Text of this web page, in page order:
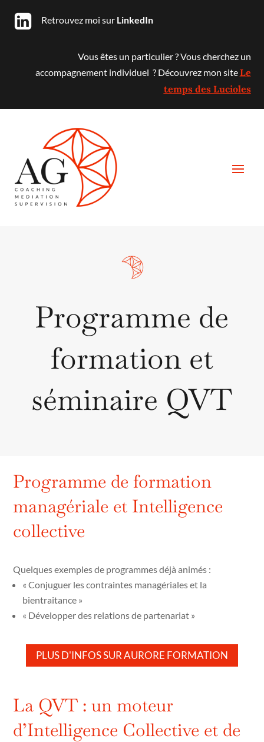
Retrouvez moi sur LinkedIn
Vous êtes un particulier ? Vous cherchez un
accompagnement individuel ? Découvrez mon siteLe
temps des Lucioles
Programme de
formation et
séminaire QVT
Programme de formation
managériale et Intelligence
collective
Quelques exemples de programmes déjà animés :
« Conjuguer les contraintes managériales et la
bientraitance »
« Développer des relations de partenariat »
PLUS D'INFOS SUR AURORE FORMATION
La QVT : un moteur
d’Intelligence Collective et de